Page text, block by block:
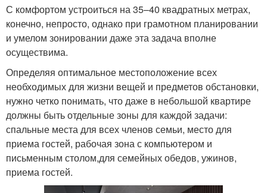
С комфортом устроиться на 35–40 квадратных метрах,
конечно, непросто, однако при грамотном планировании
и умелом зонировании даже эта задача вполне
осуществима.
Определяя оптимальное местоположение всех
необходимых для жизни вещей и предметов обстановки,
нужно четко понимать, что даже в небольшой квартире
должны быть отдельные зоны для каждой задачи:
спальные места для всех членов семьи, место для
приема гостей, рабочая зона с компьютером и
письменным столом,для семейных обедов, ужинов,
приема гостей.